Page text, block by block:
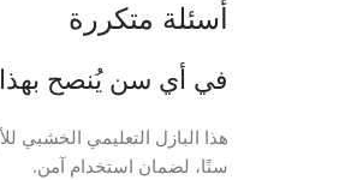
أسئلة متكررة
في أي سن يُنصح بهذا
سنًا، لضمان استخدام آمن.